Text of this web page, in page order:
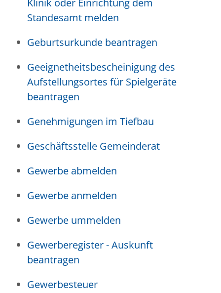
Klinik oder Einrichtung dem
Standesamt melden
Geburtsurkunde beantragen
Geeignetheitsbescheinigung des
Aufstellungsortes für Spielgeräte
beantragen
Genehmigungen im Tiefbau
Geschäftsstelle Gemeinderat
Gewerbe abmelden
Gewerbe anmelden
Gewerbe ummelden
Gewerberegister - Auskunft
beantragen
Gewerbesteuer